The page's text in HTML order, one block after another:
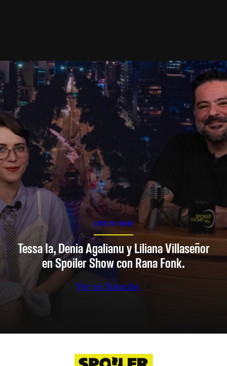
SPOILER SHOW
Tessa Ia, Denia Agalianu y Liliana Villaseñor
en Spoiler Show con Rana Fonk.
Ver en Youtube